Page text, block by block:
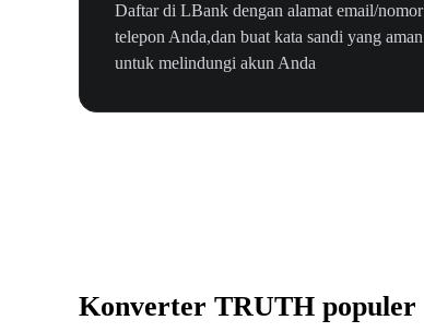
Daftar di LBank dengan alamat email/nomor
telepon Anda,dan buat kata sandi yang aman
untuk melindungi akun Anda
Konverter TRUTH populer